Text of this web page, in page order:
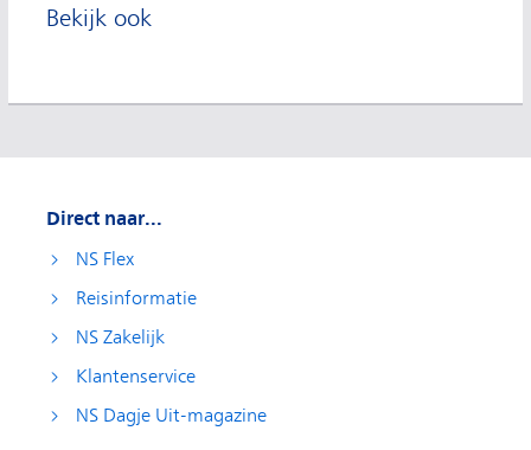
Bekijk ook
Direct naar...
NS Flex
Reisinformatie
NS Zakelijk
Klantenservice
NS Dagje Uit-magazine